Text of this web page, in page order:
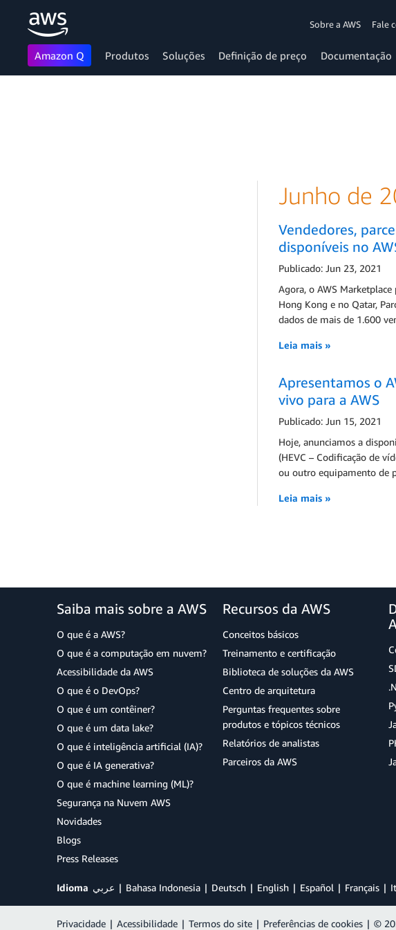
Sobre a AWS Fale
Amazon Q Produtos Soluções Definição de preço Documentação
Junho de
Vendedores,
disponíveis no
Publicado: Jun 23, 2021
Agora, o AWS
Hong Kong e no Qatar,
dados de mais de 1.600
Leia mais »
Apresentamos o
vivo para a AWS
Publicado: Jun 15, 2021
Hoje, anunciamos a
(HEVC – Codificação de
ou outro equipamento de
Leia mais »
Saiba mais sobre a AWS
O que é a AWS?
O que é a computação em nuvem?
Acessibilidade da AWS
O que é o DevOps?
O que é um contêiner?
O que é um data lake?
O que é inteligência artificial (IA)?
O que é IA generativa?
O que é machine learning (ML)?
Segurança na Nuvem AWS
Novidades
Blogs
Press Releases
Recursos da AWS
Conceitos básicos
Treinamento e certificação
Biblioteca de soluções da AWS
Centro de arquitetura
Perguntas frequentes sobre
produtos e tópicos técnicos
Relatórios de analistas
Parceiros da AWS
Idioma عربي Bahasa Indonesia Deutsch English Español Français
Privacidade | Acessibilidade | Termos do site | Preferências de cookies | ©